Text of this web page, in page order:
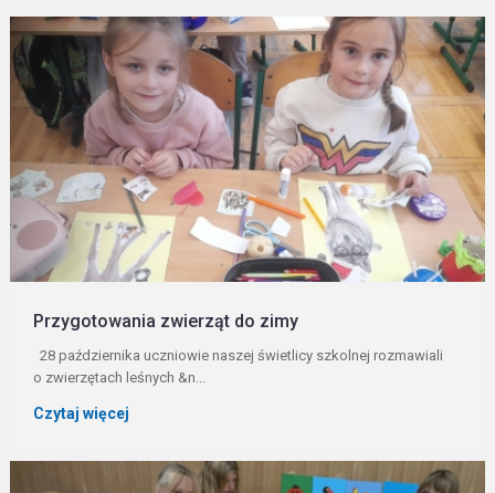
Przygotowania zwierząt do zimy
28 października uczniowie naszej świetlicy szkolnej rozmawiali
o zwierzętach leśnych &n...
Czytaj więcej